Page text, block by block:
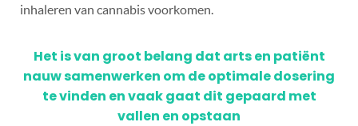
inhaleren van cannabis voorkomen.
Het is van groot belang dat arts en patiënt
nauw samenwerken om de optimale dosering
te vinden en vaak gaat dit gepaard met
vallen en opstaan